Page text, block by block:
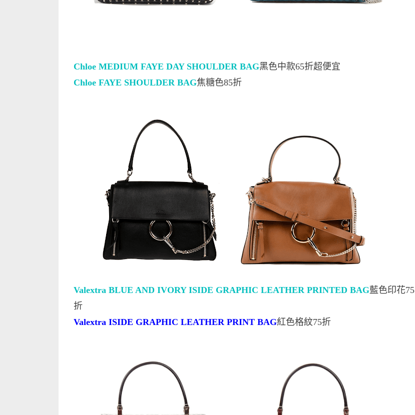
Chloe MEDIUM FAYE DAY SHOULDER BAG黑色中款65折超便宜
Chloe FAYE SHOULDER BAG焦糖色85折
Valextra BLUE AND IVORY ISIDE GRAPHIC LEATHER PRINTED BAG藍色印花75
折
Valextra ISIDE GRAPHIC LEATHER PRINT BAG紅色格紋75折